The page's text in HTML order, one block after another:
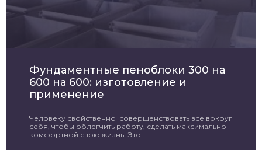
Фундаментные пеноблоки 300 на
600 на 600: изготовление и
применение
Человеку свойственно совершенствовать все вокруг
себя, чтобы облегчить работу, сделать максимально
комфортной свою жизнь. Это ...